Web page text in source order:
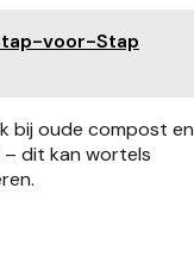
voor-Stap
bij oude compost en
– dit kan wortels